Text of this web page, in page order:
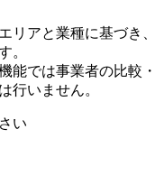
リアと業種に基づき、
。
能では事業者の比較・
行いません。
い